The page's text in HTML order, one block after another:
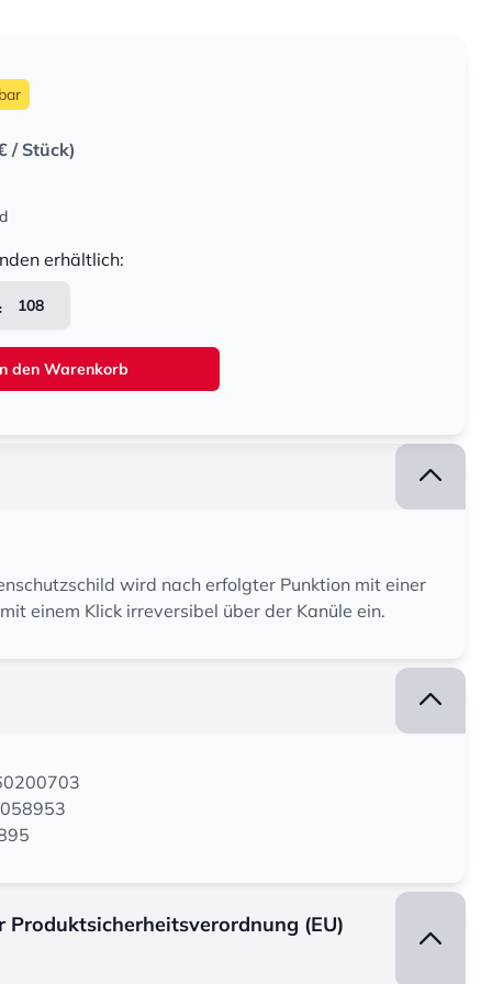
/ Stück)
erhältlich:
108
den Warenkorb
wird nach erfolgter Punktion mit einer
einem Klick irreversibel über der Kanüle ein.
Produktsicherheitsverordnung (EU)